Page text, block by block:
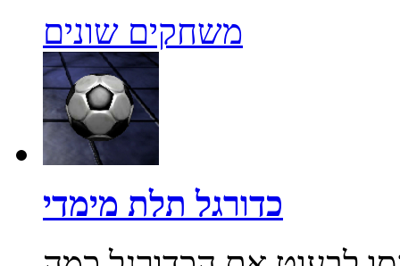
משחקים שונים
כדורגל תלת מימדי